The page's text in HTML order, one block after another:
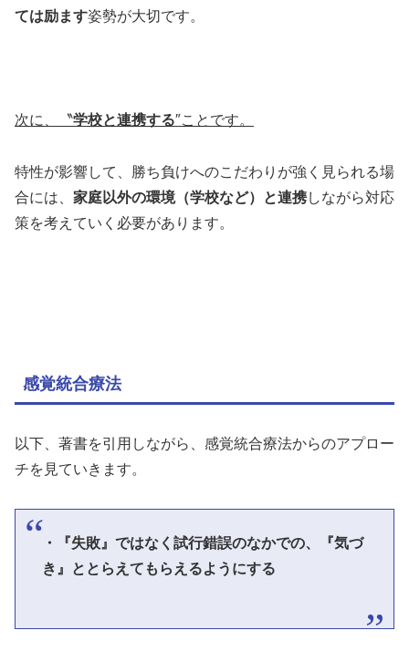
ては励ます姿勢が大切です。
次に、〝学校と連携する″ことです。
特性が影響して、勝ち負けへのこだわりが強く見られる場
合には、 家庭以外の環境（学校など）と連携しながら対応
策を考えていく必要があります。
感覚統合療法
以下、著書を引用しながら、感覚統合療法からのアプロー
チを見ていきます。
・『失敗』ではなく試行錯誤のなかでの、『気づ
き』ととらえてもらえるようにする